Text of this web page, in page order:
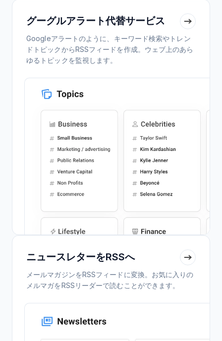
グーグルアラート代替サービス
Googleアラートのように、キーワード検索やトレン
ドトピックからRSSフィードを作成。ウェブ上のあら
ゆるトピックを監視します。
ニュースレターをRSSへ
メールマガジンをRSSフィードに変換。お気に入りの
メルマガをRSSリーダーで読むことができます。